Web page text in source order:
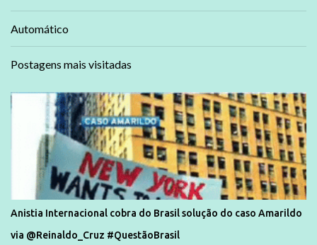
Automático
Postagens mais visitadas
Anistia Internacional cobra do Brasil solução do caso Amarildo
via @Reinaldo_Cruz #QuestãoBrasil